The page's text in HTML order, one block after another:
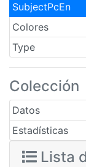
SubjectPcEn
Colores
Type
Colección
Datos
Estadísticas
Lista